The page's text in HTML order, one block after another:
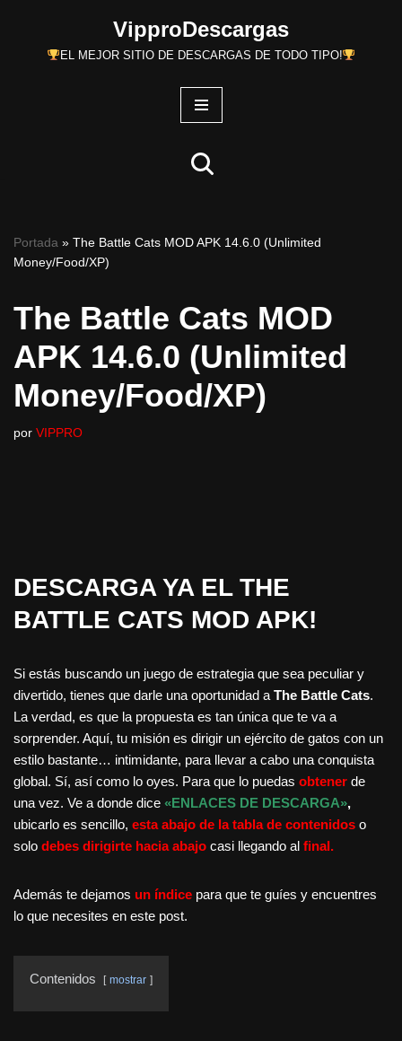
VipproDescargas
EL MEJOR SITIO DE DESCARGAS DE TODO TIPO!
Portada » The Battle Cats MOD APK 14.6.0 (Unlimited
Money/Food/XP)
The Battle Cats MOD
APK 14.6.0 (Unlimited
Money/Food/XP)
por VIPPRO
DESCARGA YA EL THE
BATTLE CATS MOD APK!
Si estás buscando un juego de estrategia que sea peculiar y
divertido, tienes que darle una oportunidad a The Battle Cats.
La verdad, es que la propuesta es tan única que te va a
sorprender. Aquí, tu misión es dirigir un ejército de gatos con un
estilo bastante… intimidante, para llevar a cabo una conquista
global. Sí, así como lo oyes. Para que lo puedas obtener de
una vez. Ve a donde dice «ENLACES DE DESCARGA»,
ubicarlo es sencillo, esta abajo de la tabla de contenidos o
solo debes dirigirte hacia abajo casi llegando al final.
Además te dejamos un índice para que te guíes y encuentres
lo que necesites en este post.
Contenidos mostrar